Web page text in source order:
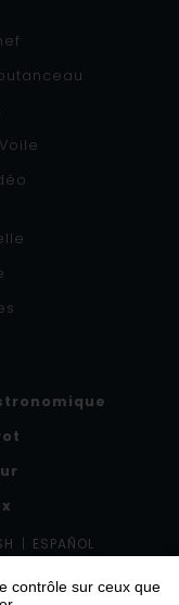
ESPAÑOL
DE CONFIDENTIALITÉ
contrôle sur ceux que